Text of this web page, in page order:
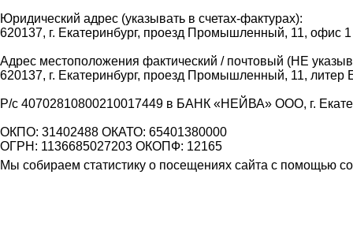
Юридический адрес (указывать в счетах-фактурах):
620137, г. Екатеринбург, проезд Промышленный, 11, офис 1
Адрес местоположения фактический / почтовый (НЕ
620137, г. Екатеринбург, проезд Промышленный, 11, литер
Р/с 40702810800210017449 в БАНК «НЕЙВА» ООО, г.
ОКПО: 31402488 ОКАТО: 65401380000
ОГРН: 1136685027203 ОКОПФ: 12165
Мы собираем статистику о посещениях сайта с помощью